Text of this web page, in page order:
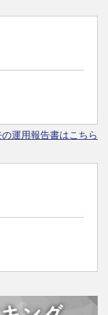
運用報告書はこちら